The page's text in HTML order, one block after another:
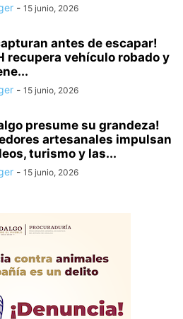
- 15 junio, 2026
antes de escapar!
recupera vehículo robado y
- 15 junio, 2026
presume su grandeza!
artesanales impulsan
turismo y las...
- 15 junio, 2026